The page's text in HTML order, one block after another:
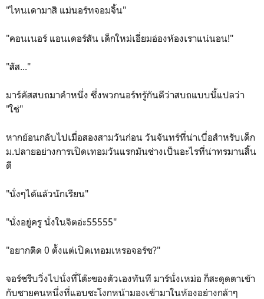
"ไหนเดามาสิ แม่นอร์ทจอมจิ้น"
"คอนเนอร์ แอนเดอร์สัน เด็กใหม่เอี่ยมอ่องห้องเราแน่นอน!"
"สัส..."
มาร์คัสสบถมาคำหนึ่ง ซึ่งพวกนอร์ทรู้กันดีว่าสบถแบบนี้แปลว่า
"ใช่"
หากย้อนกลับไปเมื่อสองสามวันก่อน วันจันทร์ที่น่าเบื่อสำหรับเด็ก
ม.ปลายอย่างการเปิดเทอมวันแรกมันช่างเป็นอะไรที่น่าทรมานสิ้น
ดี
"นั่งๆได้แล้วนักเรียน"
"นั่งอยู่ครู นั่งในจิตอ่ะ55555"
"อยากติด 0 ตั้งแต่เปิดเทอมเหรอจอร์ช?"
จอร์ชรีบวิ่งไปนั่งที่โต๊ะของตัวเองทันที มาร์นั่งเหม่อ ก็สะดุดตาเข้า
กับชายคนหนึ่งที่แอบชะโงกหน้ามองเข้ามาในห้องอย่างกล้าๆ